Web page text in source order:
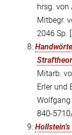
hrsg. von
Mitbegr.
2046 Sp.
8:
Mitarb.
Erler und
Wolfgang
840-
9: